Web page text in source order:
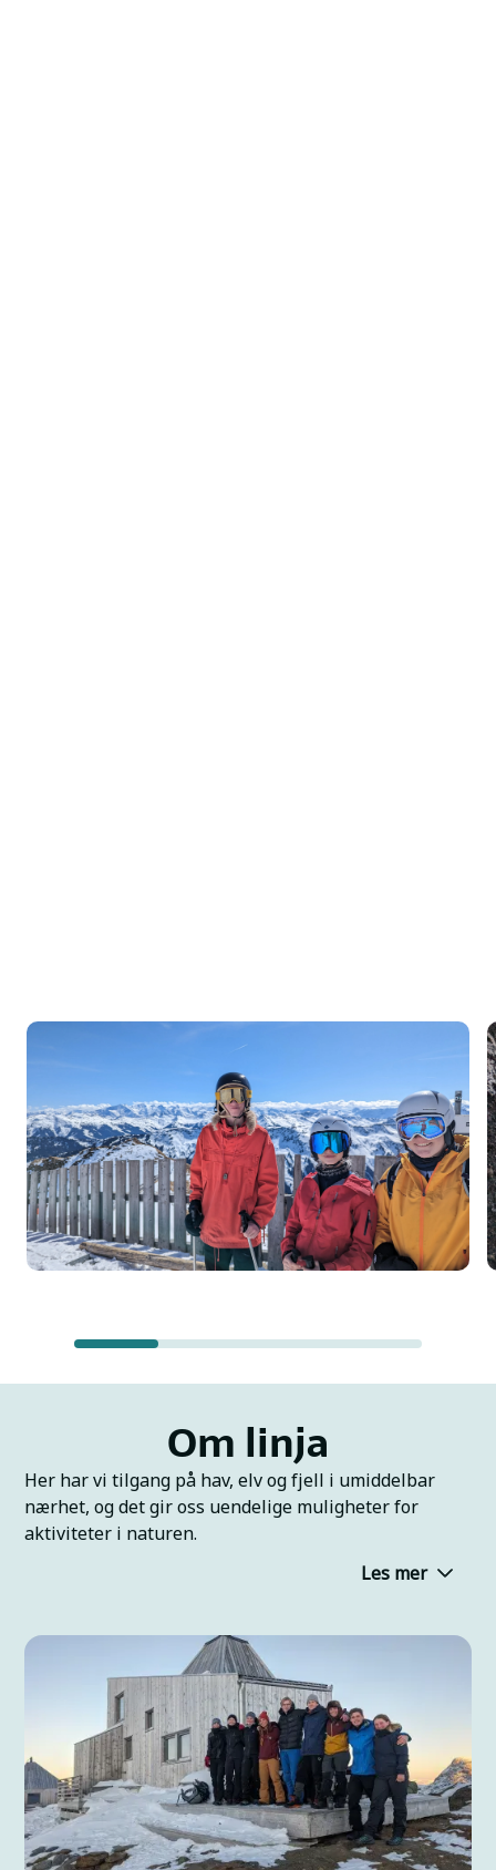
Om linja
Her har vi tilgang på hav, elv og fjell i umiddelbar
nærhet, og det gir oss uendelige muligheter for
aktiviteter i naturen.
Vi tilpasser opplegget på linja til været og forholdene
Du trenger ingen forkunnskaper for å gå på linja,
men må være klar for å hive deg ut i nye utfordringer!
Det vil si at vær, forhold og ulike årstider legger
føringer for aktivitetene på planen. Det finnes derfor
ikke dårlig vær, bare muligheter!
Vi starter høsten med grunnkurs i hav og
elvepadling. Vefsna- vassdraget er et av Norges
beste for padling, og du vil få prøve både rafting og
elevepadling her. Vi utforsker også de mindre elvene i
Les mer